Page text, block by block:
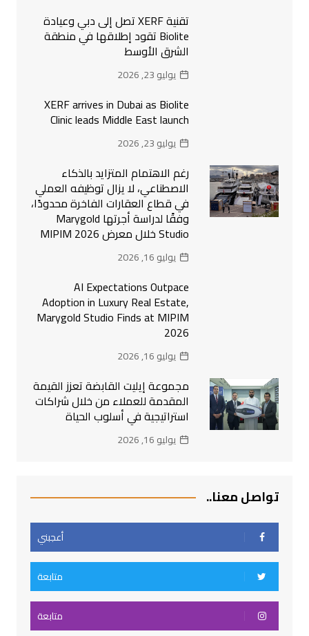
تقنية XERF تصل إلى دبي وعيادة
Biolite تقود إطلاقها في منطقة
الشرق الأوسط
يوليو 23, 2026
XERF arrives in Dubai as Biolite
Clinic leads Middle East launch
يوليو 23, 2026
رغم الاهتمام المتزايد بالذكاء
الاصطناعي، لا يزال توظيفه العملي
في قطاع العقارات الفاخرة محدودًا،
وفقًا لدراسة أجرتها Marygold
Studio خلال معرض MIPIM 2026
يوليو 16, 2026
AI Expectations Outpace
Adoption in Luxury Real Estate,
Marygold Studio Finds at MIPIM
2026
يوليو 16, 2026
مجموعة إيليت القابضة تعزز القيمة
المقدمة للعملاء من خلال شراكات
استراتيجية في أسلوب الحياة
يوليو 16, 2026
تواصل معنا..
أعجبني
متابعة
متابعة